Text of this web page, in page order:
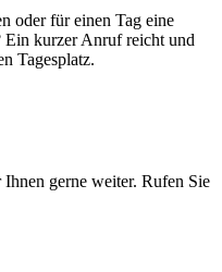
oder für einen Tag eine
Ein kurzer Anruf reicht und
Tagesplatz.
gerne weiter. Rufen Sie